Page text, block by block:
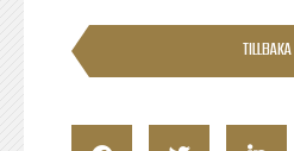
TILLBAKA